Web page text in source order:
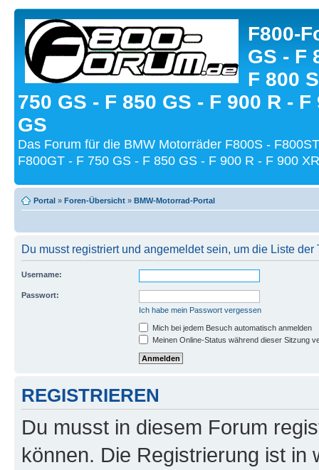
F800-
GS - F
F 800
750 GS - F 850 GS - F 900 R - F
GS
Das Forum für die BMW Motorräder F800S -
F800GT - F 750 GS - F 850 GS - F 900 R - F 900
Portal » Foren-Übersicht » BMW-Motorrad-Portal
Du musst registriert und angemeldet sein, um die Liste
Username:
Passwort:
Ich habe mein Passwort vergessen
Mich bei jedem Besuch automatisch anmelden
Meinen Online-Status während dieser Sitzung
REGISTRIEREN
Du musst in diesem Forum
können. Die Registrierung ist in